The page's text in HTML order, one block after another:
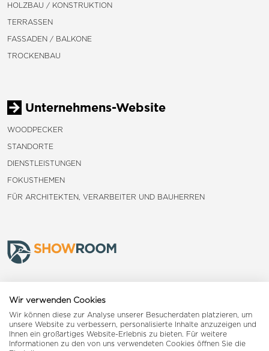
HOLZBAU / KONSTRUKTION
TERRASSEN
FASSADEN / BALKONE
TROCKENBAU
Unternehmens-Website
WOODPECKER
STANDORTE
DIENSTLEISTUNGEN
FOKUSTHEMEN
FÜR ARCHITEKTEN, VERARBEITER UND BAUHERREN
Landquart
Wir verwenden Cookies
Wir können diese zur Analyse unserer Besucherdaten platzieren, um
unsere Website zu verbessern, personalisierte Inhalte anzuzeigen und
Ihnen ein großartiges Website-Erlebnis zu bieten. Für weitere
Informationen zu den von uns verwendeten Cookies öffnen Sie die